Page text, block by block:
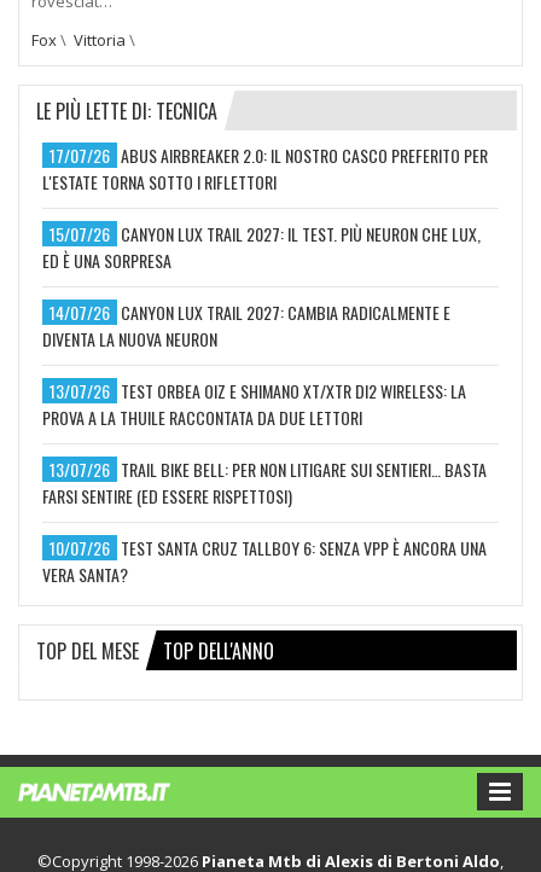
Fox\ Vittoria \
LE PIÙ LETTE DI: TECNICA
17/07/26 ABUS AIRBREAKER 2.0: IL NOSTRO CASCO PREFERITO PER
L'ESTATE TORNA SOTTO I RIFLETTORI
15/07/26 CANYON LUX TRAIL 2027: IL TEST. PIÙ NEURON CHE LUX,
ED È UNA SORPRESA
14/07/26 CANYON LUX TRAIL 2027: CAMBIA RADICALMENTE E
DIVENTA LA NUOVA NEURON
13/07/26 TEST ORBEA OIZ E SHIMANO XT/XTR DI2 WIRELESS: LA
PROVA A LA THUILE RACCONTATA DA DUE LETTORI
13/07/26 TRAIL BIKE BELL: PER NON LITIGARE SUI SENTIERI… BASTA
FARSI SENTIRE (ED ESSERE RISPETTOSI)
10/07/26 TEST SANTA CRUZ TALLBOY 6: SENZA VPP È ANCORA UNA
VERA SANTA?
TOP DEL MESE TOP DELL'ANNO
©Copyright 1998-2026 Pianeta Mtb di Alexis di Bertoni Aldo